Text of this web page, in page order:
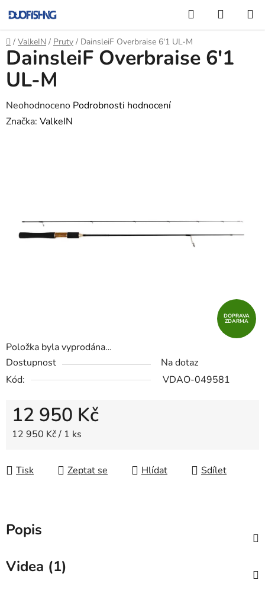
na
obsah
Hledat
KOŠÍK
Domů
/ ValkeIN / Pruty / DainsleiF Overbraise 6'1 UL-M
Položka byla vyprodána…
Dostupnost
Na dotaz
Kód:
VDAO-049581
12 950 Kč
Měrná cena:
12 950 Kč / 1 ks
Tisk Zeptat se Hlídat Sdílet
DainsleiF Overbraise 6'1
UL-M
Průměrné
hodnocení
Neohodnoceno Podrobnosti hodnocení
Značka: ValkeIN
DOPRAVA
ZDARMA
Popis
Videa (1)